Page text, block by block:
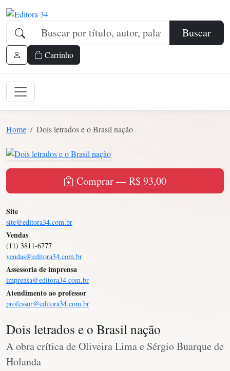
Buscar
Carrinho
Home Dois letrados e o Brasil nação
Comprar — R$ 93,00
Site
site@editora34.com.br
Vendas
(11) 3811-6777
vendas@editora34.com.br
Assessoria de imprensa
imprensa@editora34.com.br
Atendimento ao professor
professor@editora34.com.br
Dois letrados e o Brasil nação
A obra crítica de Oliveira Lima e Sérgio Buarque de
Holanda